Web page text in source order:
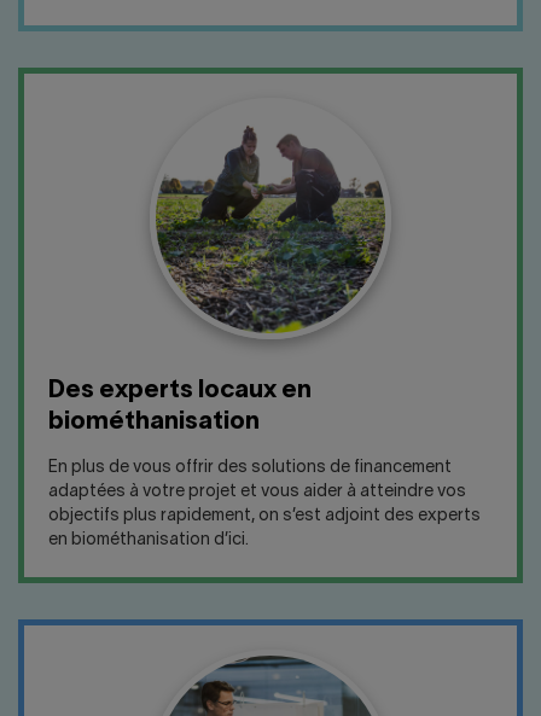
Des experts locaux en
biométhanisation
En plus de vous offrir des solutions de financement
adaptées à votre projet et vous aider à atteindre vos
objectifs plus rapidement, on s’est adjoint des experts
en biométhanisation d’ici.